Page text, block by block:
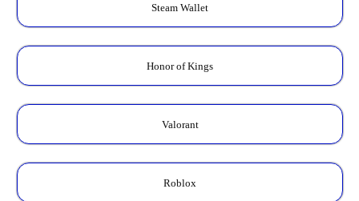
Steam Wallet
Honor of Kings
Valorant
Roblox